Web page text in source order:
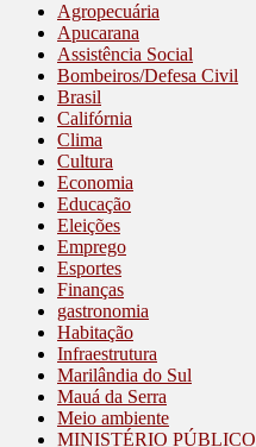
Agropecuária
Apucarana
Assistência Social
Bombeiros/Defesa Civil
Brasil
Califórnia
Clima
Cultura
Economia
Educação
Eleições
Emprego
Esportes
Finanças
gastronomia
Habitação
Infraestrutura
Marilândia do Sul
Mauá da Serra
Meio ambiente
MINISTÉRIO PÚBLICO